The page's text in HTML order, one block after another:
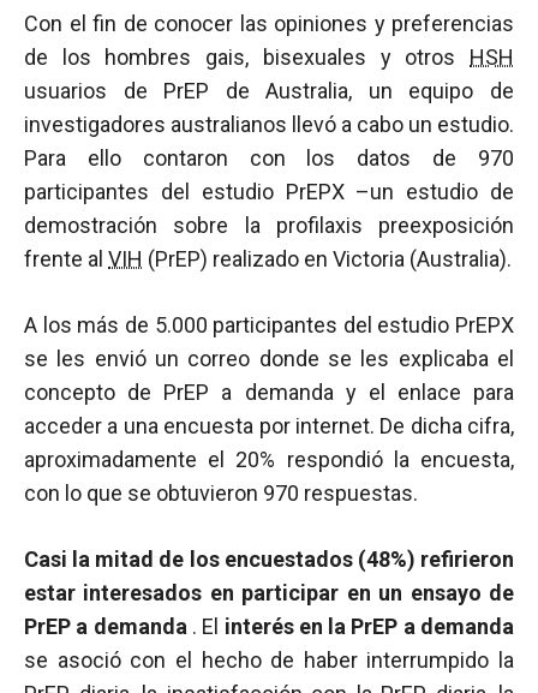
Con el fin de conocer las opiniones y preferencias
de los hombres gais, bisexuales y otros HSH
usuarios de PrEP de Australia, un equipo de
investigadores australianos llevó a cabo un estudio.
Para ello contaron con los datos de 970
participantes del estudio PrEPX –un estudio de
demostración sobre la profilaxis preexposición
frente al VIH (PrEP) realizado en Victoria (Australia).
A los más de 5.000 participantes del estudio PrEPX
se les envió un correo donde se les explicaba el
concepto de PrEP a demanda y el enlace para
acceder a una encuesta por internet. De dicha cifra,
aproximadamente el 20% respondió la encuesta,
con lo que se obtuvieron 970 respuestas.
Casi la mitad de los encuestados (48%) refirieron
estar interesados en participar en un ensayo de
PrEP a demanda . El interés en la PrEP a demanda
se asoció con el hecho de haber interrumpido la